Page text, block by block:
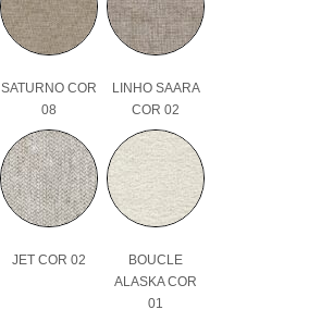
SATURNO COR
08
LINHO SAARA
COR 02
JET COR 02
BOUCLE
ALASKA COR
01